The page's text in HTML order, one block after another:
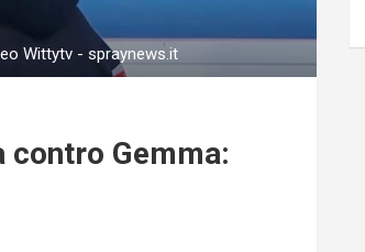
Wittytv - spraynews.it
contro Gemma: